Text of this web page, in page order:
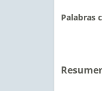
Palabras